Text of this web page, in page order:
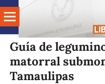
Guía de
matorral
Tamaulipas